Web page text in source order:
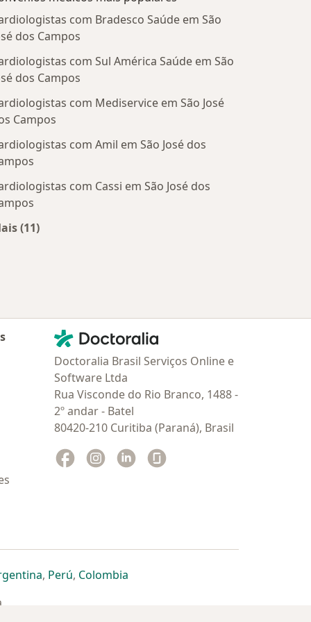
com Bradesco Saúde em São
dos Campos
com Sul América Saúde em São
dos Campos
com Mediservice em São José
Campos
com Amil em São José dos
com Cassi em São José dos
(11)
Contato
Doctoralia - Homepage
Doctoralia Brasil Serviços Online e
Software Ltda
Rua Visconde do Rio Branco, 1488 -
2º andar - Batel
80420-210 Curitiba (Paraná), Brasil
Facebook
abre num novo separador
Instagram
abre num novo separador
Linkedin
abre num novo separador
separador
num novo separador
abre num novo separador
, Perúabre num novo separador
, Colombiaabre num novo separador